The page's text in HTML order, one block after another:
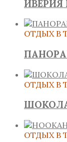
ОТДЫХ В
ОТДЫХ В
ОТДЫХ В